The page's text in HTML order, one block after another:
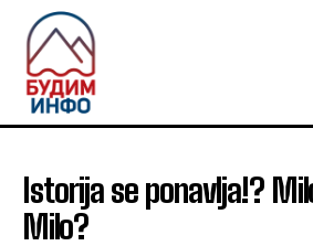
Istorija se ponavlja!?
Milo?